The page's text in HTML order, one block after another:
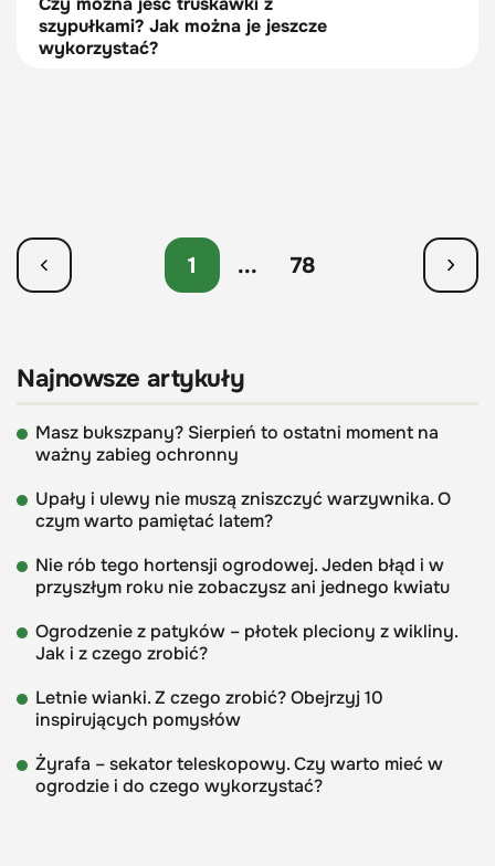
szypułkami? Jak można je jeszcze
wykorzystać?
1 ... 78
Najnowsze artykuły
Masz bukszpany? Sierpień to ostatni moment na
ważny zabieg ochronny
Upały i ulewy nie muszą zniszczyć warzywnika. O
czym warto pamiętać latem?
Nie rób tego hortensji ogrodowej. Jeden błąd i w
przyszłym roku nie zobaczysz ani jednego kwiatu
Ogrodzenie z patyków – płotek pleciony z wikliny.
Jak i z czego zrobić?
Letnie wianki. Z czego zrobić? Obejrzyj 10
inspirujących pomysłów
Żyrafa – sekator teleskopowy. Czy warto mieć w
ogrodzie i do czego wykorzystać?